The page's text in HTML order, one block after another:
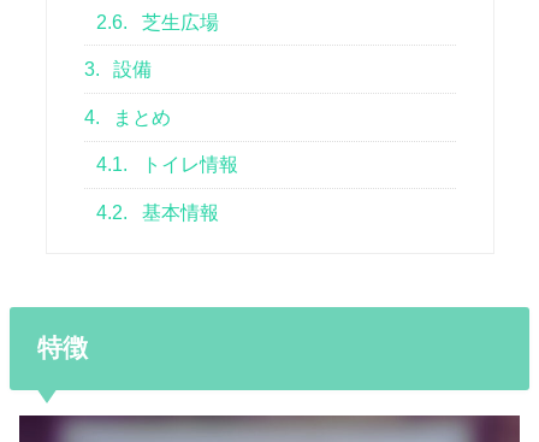
2.6. 芝生広場
3. 設備
4. まとめ
4.1. トイレ情報
4.2. 基本情報
特徴